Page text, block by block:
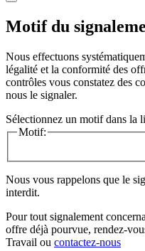
Motif du
Nous effectuons
légalité et la conformité des
contrôles vous constatez des
nous le signaler.
Sélectionnez un motif dans la
Motif:
Nous vous rappelons que le
interdit.
Pour tout signalement
offre déjà pourvue, rendez-
Travail ou contactez-nous